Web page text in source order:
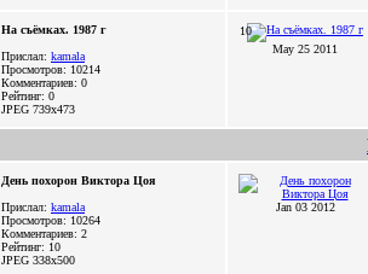
На съёмках. 1987 г
Прислал: kamala
Просмотров: 10214
Комментариев: 0
Рейтинг: 0
JPEG 739x473
10
May 25 2011
День похорон Виктора Цоя
Прислал: kamala
Просмотров: 10264
Комментариев: 2
Рейтинг: 10
JPEG 338x500
Jan 03 2012